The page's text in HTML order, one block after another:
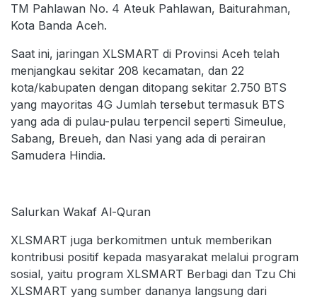
TM Pahlawan No. 4 Ateuk Pahlawan, Baiturahman,
Kota Banda Aceh.
Saat ini, jaringan XLSMART di Provinsi Aceh telah
menjangkau sekitar 208 kecamatan, dan 22
kota/kabupaten dengan ditopang sekitar 2.750 BTS
yang mayoritas 4G Jumlah tersebut termasuk BTS
yang ada di pulau-pulau terpencil seperti Simeulue,
Sabang, Breueh, dan Nasi yang ada di perairan
Samudera Hindia.
Salurkan Wakaf Al-Quran
XLSMART juga berkomitmen untuk memberikan
kontribusi positif kepada masyarakat melalui program
sosial, yaitu program XLSMART Berbagi dan Tzu Chi
XLSMART yang sumber dananya langsung dari